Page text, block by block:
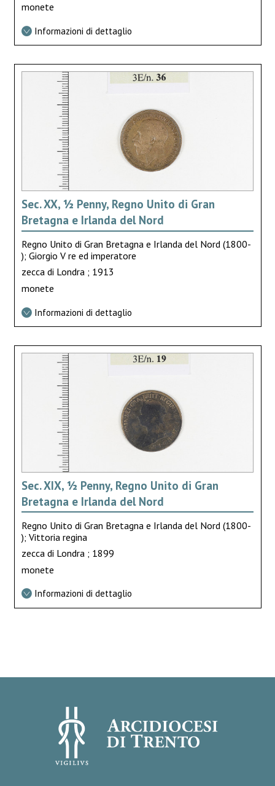
monete
Informazioni di dettaglio
Sec. XX, ½ Penny, Regno Unito di Gran
Bretagna e Irlanda del Nord
Regno Unito di Gran Bretagna e Irlanda del Nord (1800-
); Giorgio V re ed imperatore
zecca di Londra ; 1913
monete
Informazioni di dettaglio
Sec. XIX, ½ Penny, Regno Unito di Gran
Bretagna e Irlanda del Nord
Regno Unito di Gran Bretagna e Irlanda del Nord (1800-
); Vittoria regina
zecca di Londra ; 1899
monete
Informazioni di dettaglio